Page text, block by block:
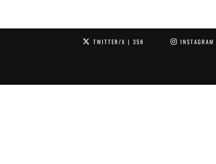
TWITTER/X | 358 INSTAGRAM